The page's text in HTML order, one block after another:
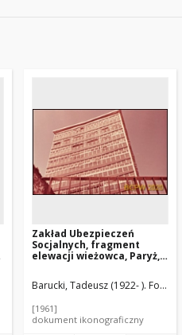
Zakład Ubezpieczeń
Socjalnych, fragment
elewacji wieżowca, Paryż,
Barucki, Tadeusz (1922- ). Fotograf
[1961]
dokument ikonograficzny